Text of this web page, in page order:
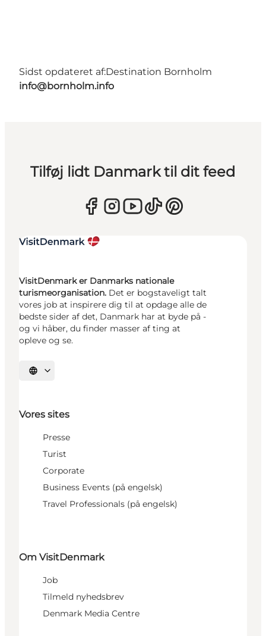
Sidst opdateret af:Destination Bornholm
info@bornholm.info
Tilføj lidt Danmark til dit feed
VisitDenmark er Danmarks nationale
turismeorganisation. Det er bogstaveligt talt
vores job at inspirere dig til at opdage alle de
bedste sider af det, Danmark har at byde på -
og vi håber, du finder masser af ting at
opleve og se.
Vælg sprog
Vores sites
Presse
Turist
Corporate
Business Events (på engelsk)
Travel Professionals (på engelsk)
Om VisitDenmark
Job
Tilmeld nyhedsbrev
Denmark Media Centre